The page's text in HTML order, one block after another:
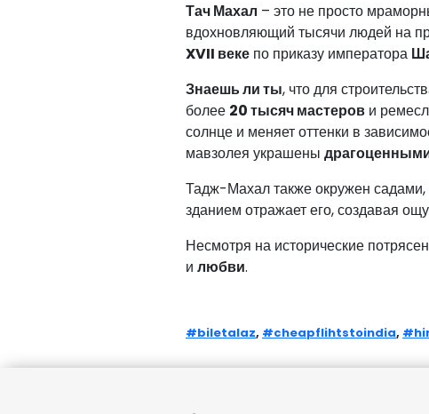
Тач Махал – это не просто
вдохновляющий тысячи людей на
XVII веке по приказу императора
Знаешь ли ты, что для
более 20 тысяч мастеров и
солнце и меняет оттенки в
мавзолея украшены
Тадж-Махал также окружен
зданием отражает его, создавая
Несмотря на исторические
и любви.
#biletalaz, #cheapflihtstoindia,